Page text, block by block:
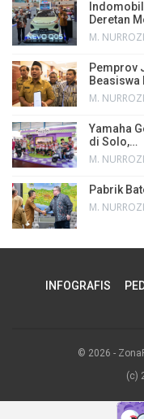
Deretan
M.
Pemprov
Beasiswa
M.
Yamaha
di Solo,…
M.
Pabrik
M.
INFOGRAFIS
© 2026 -
(c)